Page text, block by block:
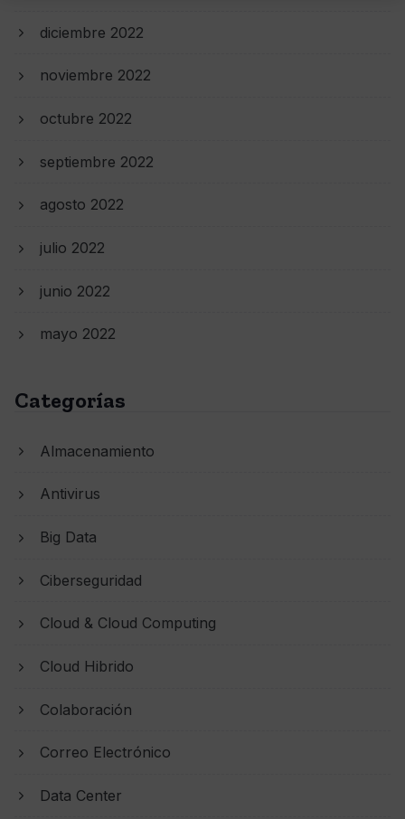
diciembre 2022
noviembre 2022
octubre 2022
septiembre 2022
agosto 2022
julio 2022
junio 2022
mayo 2022
Categorías
Almacenamiento
Antivirus
Big Data
Ciberseguridad
Cloud & Cloud Computing
Cloud Hibrido
Colaboración
Correo Electrónico
Data Center